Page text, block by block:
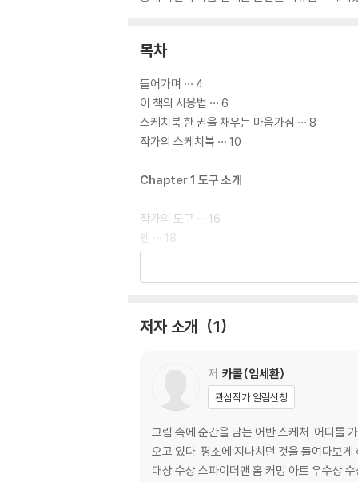
목차
들어가며 ··· 4
이 책의 사용법 ··· 6
스케치북 한 권을 채우는 마음가짐 ··· 8
작가의 스케치북 ··· 10
Chapter 1 도구 소개
작가의 도구 ··· 16
펜 ··· 18
연필 ··· 22
TIP 손목 스트레칭 방법 ··· 27
Chapter 2 기본 학습
선에 대하여 ··· 30
기본 도형 그리기 ··· 35
빛에 따른 그림자 표현 ··· 38
투시에 대하여 ··· 41
저자 소개 1
저 카콜(임세환)
관심작가 알림신청
그림 속에 순간을 담는 어반 스케처. 어디를
오고 있다. 평소에 지나치던 것을 들여다보게 하고, 자유롭게
대상 수상 스파이더맨 홈 커밍 아트 우수상